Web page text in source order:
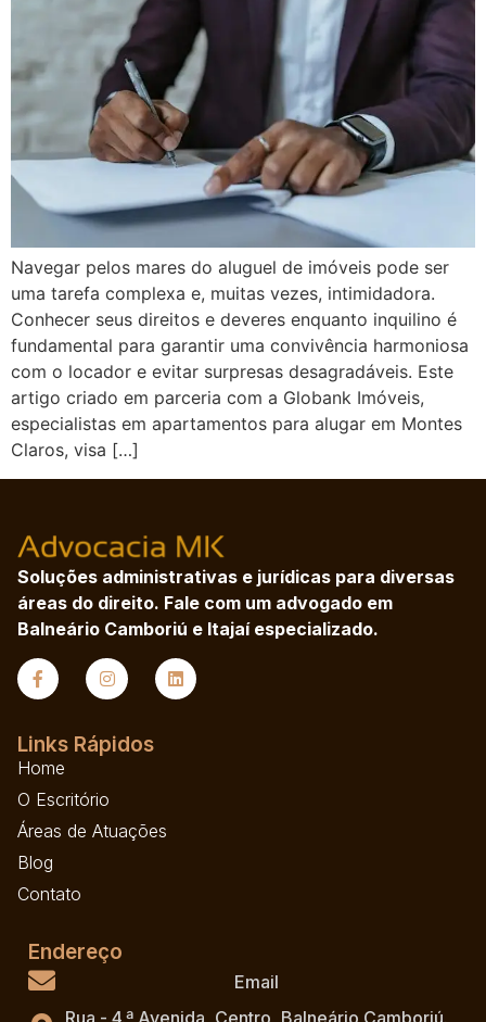
Navegar pelos mares do aluguel de imóveis pode ser
uma tarefa complexa e, muitas vezes, intimidadora.
Conhecer seus direitos e deveres enquanto inquilino é
fundamental para garantir uma convivência harmoniosa
com o locador e evitar surpresas desagradáveis. Este
artigo criado em parceria com a Globank Imóveis,
especialistas em apartamentos para alugar em Montes
Claros, visa […]
Soluções administrativas e jurídicas para diversas
áreas do direito. Fale com um advogado em
Balneário Camboriú e Itajaí especializado.
Links Rápidos
Home
O Escritório
Áreas de Atuações
Blog
Contato
Endereço
Email